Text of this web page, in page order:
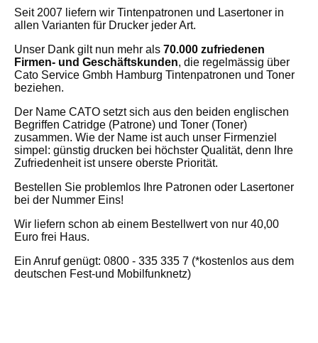
Seit 2007 liefern wir Tintenpatronen und Lasertoner in
allen Varianten für Drucker jeder Art.
Unser Dank gilt nun mehr als 70.000 zufriedenen
Firmen- und Geschäftskunden, die regelmässig über
Cato Service Gmbh Hamburg Tintenpatronen und Toner
beziehen.
Der Name CATO setzt sich aus den beiden englischen
Begriffen Catridge (Patrone) und Toner (Toner)
zusammen. Wie der Name ist auch unser Firmenziel
simpel: günstig drucken bei höchster Qualität, denn Ihre
Zufriedenheit ist unsere oberste Priorität.
Bestellen Sie problemlos Ihre Patronen oder Lasertoner
bei der Nummer Eins!
Wir liefern schon ab einem Bestellwert von nur 40,00
Euro frei Haus.
Ein Anruf genügt: 0800 - 335 335 7 (*kostenlos aus dem
deutschen Fest-und Mobilfunknetz)